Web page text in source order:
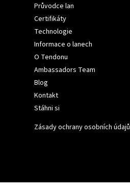
Průvodce lan
Certifikáty
Technologie
Informace o lanech
O Tendonu
Ambassadors Team
Blog
Kontakt
Stáhni si
Zásady ochrany osobních údajů